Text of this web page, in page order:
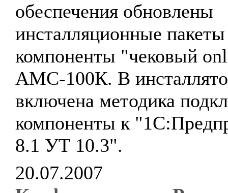
обеспечения обновлены
инсталляционные пакеты
компоненты "чековый
АМС-100К. В
включена методика
компоненты к
8.1 УТ 10.3".
20.07.2007